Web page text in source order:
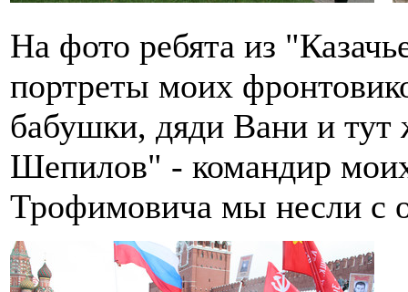
На фото ребята из
портреты моих
бабушки, дяди Вани и
Шепилов" - командир
Трофимовича мы несли с